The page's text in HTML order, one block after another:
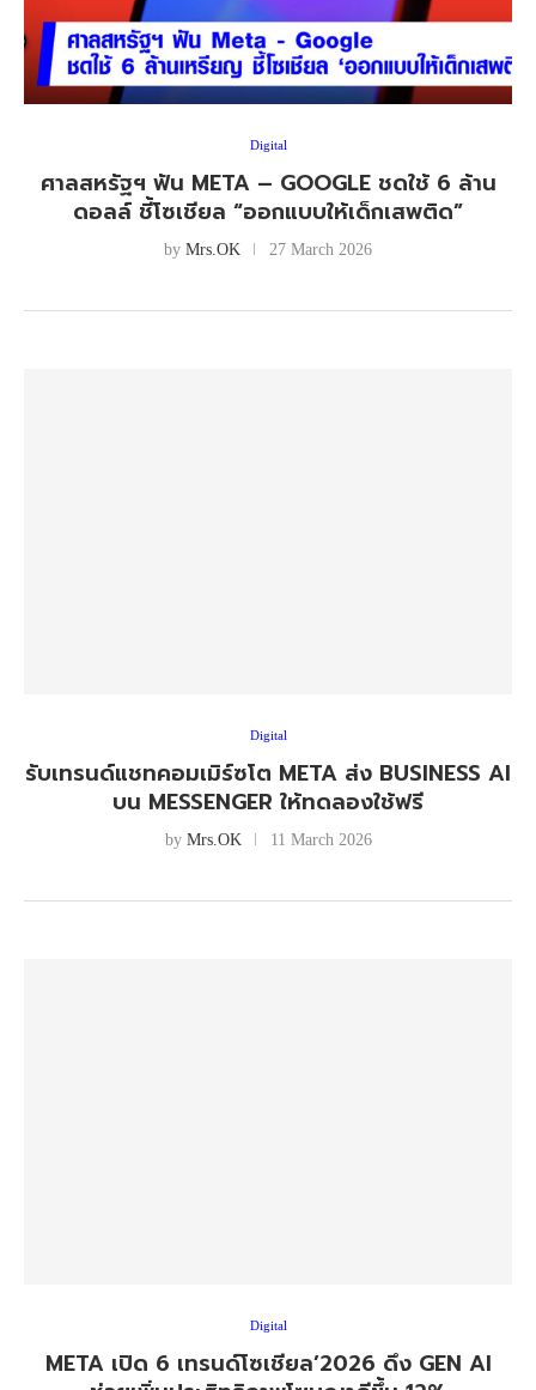
Digital
ศาลสหรัฐฯ ฟัน META – GOOGLE ชดใช้ 6 ล้าน
ดอลล์ ชี้โซเชียล “ออกแบบให้เด็กเสพติด”
by Mrs.OK 27 March 2026
Digital
รับเทรนด์แชทคอมเมิร์ซโต META ส่ง BUSINESS AI
บน MESSENGER ให้ทดลองใช้ฟรี
by Mrs.OK 11 March 2026
Digital
META เปิด 6 เทรนด์โซเชียล’2026 ดึง GEN AI